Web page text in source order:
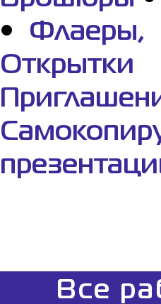
• Флаеры,
Открытки
Все